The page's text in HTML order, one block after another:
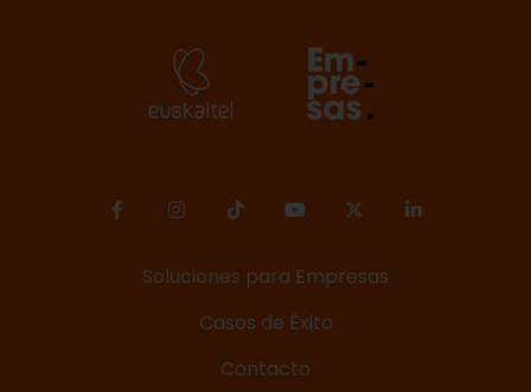
Soluciones para Empresas
Casos de Éxito
Contacto